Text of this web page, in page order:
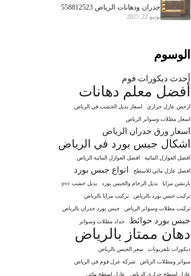
جدران ودهانات الرياض 558812523
يونيو 22, 2025
الوسوم
أحدث ديكورات فوم
أفضل معلم دهانات
ارخص عازل حراري اسعار بديل الخشب في الرياض
اسعار مظلات وسواتر الرياض
اسعار ورق جدران الرياض
اشكال جبس بورد في الرياض
افضل العوازل المائية افضل العوازل المائية الرياض
افضل عازل مائي للاسطح انواع جبس بورد
بارتشن مرايا بديل الرخام والجبس بورد بديل خشب pvc
تركيب جبس بورد بالرياض تركيب مرايا بالرياض
تركيب مظلات وسواتر الرياض جبس بورد جدران بالرياض
جبس بورد حوائط حداد مظلات وسواتر
دهان ممتاز بالرياض
ديكورات تلفزيونات سعر الجبس بالرياض
سواتر ومظلات الرياض شركة عزل فوم في الرياض
عازل اسطح حراري الرياض عازل اسطح مائي